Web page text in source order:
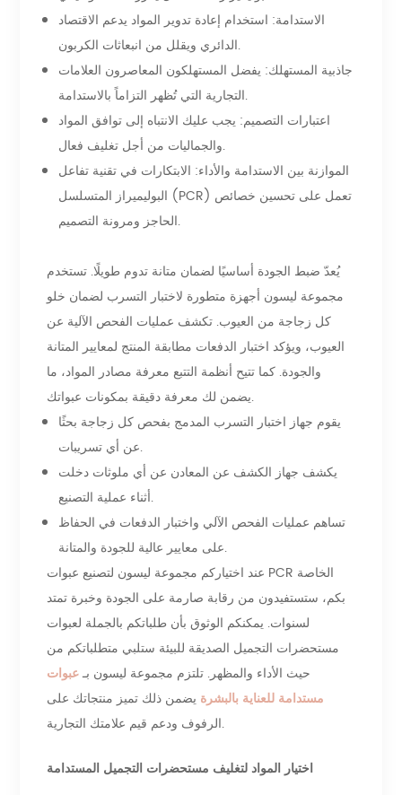
الاستدامة: استخدام إعادة تدوير المواد يدعم الاقتصاد
الدائري ويقلل من انبعاثات الكربون.
جاذبية المستهلك: يفضل المستهلكون المعاصرون العلامات
التجارية التي تُظهر التزاماً بالاستدامة.
اعتبارات التصميم: يجب عليك الانتباه إلى توافق المواد
والجماليات من أجل تغليف فعال.
الموازنة بين الاستدامة والأداء: الابتكارات في تقنية تفاعل
البوليميراز المتسلسل (PCR) تعمل على تحسين خصائص
الحاجز ومرونة التصميم.
يُعدّ ضبط الجودة أساسيًا لضمان متانة تدوم طويلًا. تستخدم
مجموعة ليسون أجهزة متطورة لاختبار التسرب لضمان خلو
كل زجاجة من العيوب. تكشف عمليات الفحص الآلية عن
العيوب، ويؤكد اختبار الدفعات مطابقة المنتج لمعايير المتانة
والجودة. كما تتيح أنظمة التتبع معرفة مصادر المواد، ما
يضمن لك معرفة دقيقة بمكونات عبواتك.
يقوم جهاز اختبار التسرب المدمج بفحص كل زجاجة بحثًا
عن أي تسريبات.
يكشف جهاز الكشف عن المعادن عن أي ملوثات دخلت
أثناء عملية التصنيع.
تساهم عمليات الفحص الآلي واختبار الدفعات في الحفاظ
على معايير عالية للجودة والمتانة.
عند اختياركم مجموعة ليسون لتصنيع عبوات PCR الخاصة
بكم، ستستفيدون من رقابة صارمة على الجودة وخبرة تمتد
لسنوات. يمكنكم الوثوق بأن طلباتكم بالجملة لعبوات
مستحضرات التجميل الصديقة للبيئة ستلبي متطلباتكم من
حيث الأداء والمظهر. تلتزم مجموعة ليسون بـعبوات
مستدامة للعناية بالبشرة يضمن ذلك تميز منتجاتك على
الرفوف ودعم قيم علامتك التجارية.
اختيار المواد لتغليف مستحضرات التجميل المستدامة